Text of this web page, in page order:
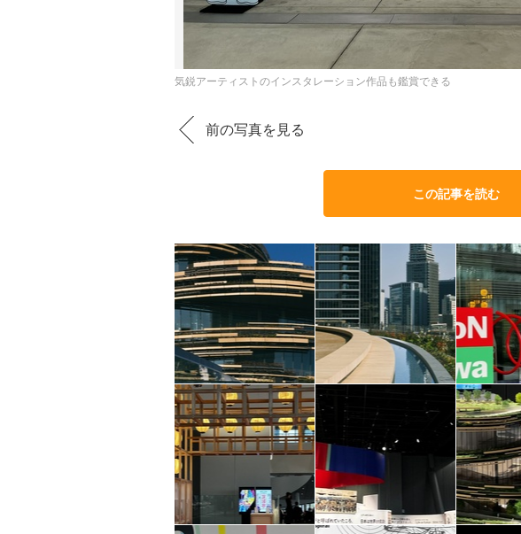
気鋭アーティストのインスタレーション作品も鑑賞できる
前の写真を見る
この記事を読む